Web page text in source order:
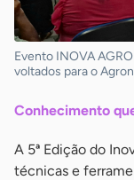
Evento INOVA
voltados para o
Conhecimento
A 5ª Edição do
técnicas e